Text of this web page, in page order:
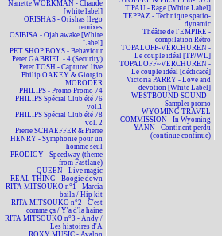
Nanette WORKMAN - Chaude
[white label]
ORISHAS - Orishas llego
remixes
OSIBISA - Ojah awake [White
Label]
PET SHOP BOYS - Behaviour
Peter GABRIEL - 4 (Security)
Peter TOSH - Captured live
Philip OAKEY & Giorgio
MORODER
PHILIPS - Promo Promo 74
PHILIPS Spécial Club été 76
vol.1
PHILIPS Spécial Club été 78
vol. 2
Pierre SCHAEFFER & Pierre
HENRY - Symphonie pour un
homme seul
PRODIGY - Speedway (theme
from Fastlane)
QUEEN - Live magic
REAL THING - Boogie down
RITA MITSOUKO n°1 - Marcia
baila / Hip kit
RITA MITSOUKO n°2 - C'est
comme ça / Y'a d'la haine
RITA MITSOUKO n°3 - Andy /
Les histoires d'A
ROXY MUSIC - Avalon
T'PAU - Rage [White Label]
TEPPAZ - Technique spatio-
dynamic
Théâtre de l'EMPIRE -
compilation Rétro
TOPALOFF-VERCHUREN -
Le couple idéal [TP/WL]
TOPALOFF~VERCHUREN -
Le couple idéal [dédicacé]
Victoria PARRY - Love and
devotion [White Label]
WESTBOUND SOUND -
Sampler promo
WYOMING TRAVEL
COMMISSION - In Wyoming
YANN - Continent perdu
(continue continue)